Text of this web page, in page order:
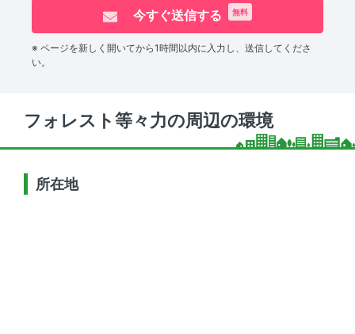
今すぐ送信する 無料
※ ページを新しく開いてから1時間以内に入力し、送信してくださ
い。
フォレスト等々力の周辺の環境
所在地